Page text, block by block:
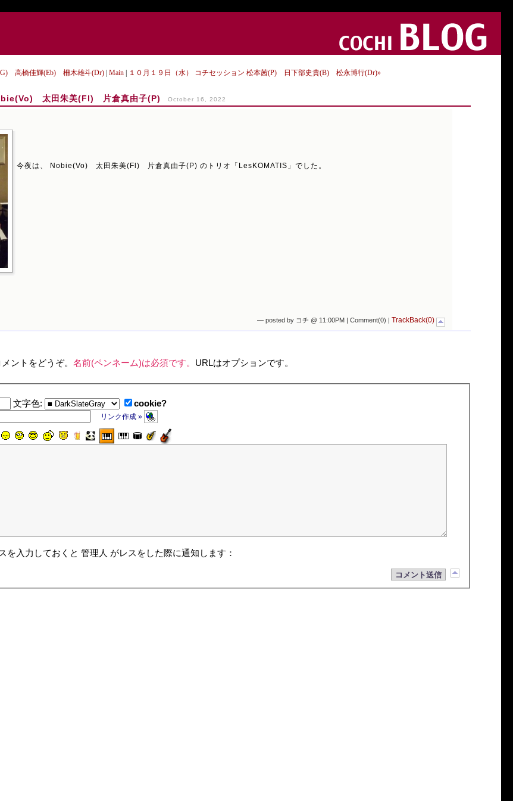
高橋佳輝(Eb) 柵木雄斗(Dr) Main １０月１９日（水） コチセッション 松本茜(P) 日下部史貴(B) 松永博行(Dr)»
太田朱美(Fl) 片倉真由子(P) October 16, 2022
今夜は、 Nobie(Vo) 太田朱美(Fl) 片倉真由子(P) のトリオ「LesKOMATIS」でした。
— posted by コチ @ 11:00PM | Comment(0) TrackBack(0)
メントをどうぞ。 名前(ペンネーム)は必須です。 URLはオプションです。
文字色: cookie?
リンク作成 »
を入力しておくと 管理人 がレスをした際に通知します：
コメント送信